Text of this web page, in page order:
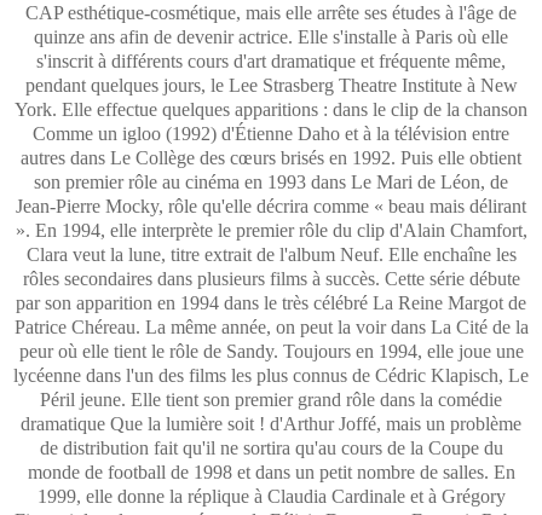
CAP esthétique-cosmétique, mais elle arrête ses études à l'âge de
quinze ans afin de devenir actrice. Elle s'installe à Paris où elle
s'inscrit à différents cours d'art dramatique et fréquente même,
pendant quelques jours, le Lee Strasberg Theatre Institute à New
York. Elle effectue quelques apparitions : dans le clip de la chanson
Comme un igloo (1992) d'Étienne Daho et à la télévision entre
autres dans Le Collège des cœurs brisés en 1992. Puis elle obtient
son premier rôle au cinéma en 1993 dans Le Mari de Léon, de
Jean-Pierre Mocky, rôle qu'elle décrira comme « beau mais délirant
». En 1994, elle interprète le premier rôle du clip d'Alain Chamfort,
Clara veut la lune, titre extrait de l'album Neuf. Elle enchaîne les
rôles secondaires dans plusieurs films à succès. Cette série débute
par son apparition en 1994 dans le très célébré La Reine Margot de
Patrice Chéreau. La même année, on peut la voir dans La Cité de la
peur où elle tient le rôle de Sandy. Toujours en 1994, elle joue une
lycéenne dans l'un des films les plus connus de Cédric Klapisch, Le
Péril jeune. Elle tient son premier grand rôle dans la comédie
dramatique Que la lumière soit ! d'Arthur Joffé, mais un problème
de distribution fait qu'il ne sortira qu'au cours de la Coupe du
monde de football de 1998 et dans un petit nombre de salles. En
1999, elle donne la réplique à Claudia Cardinale et à Grégory